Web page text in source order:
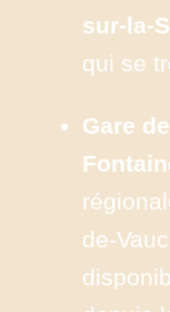
sur-la-
qui se
Gare
de-